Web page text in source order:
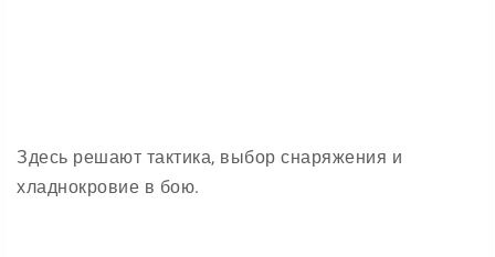
Здесь решают тактика, выбор снаряжения и
хладнокровие в бою.